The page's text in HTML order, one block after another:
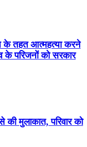
के तहत आत्महत्या करने
के परिजनों को सरकार
की मुलाकात, परिवार को